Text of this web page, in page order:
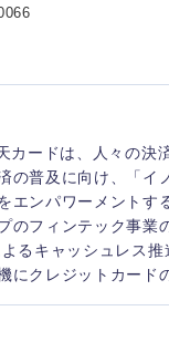
カードは、人々の決
の普及に向け、「イ
エンパワーメントす
のフィンテック事業
るキャッシュレス推
にクレジットカード